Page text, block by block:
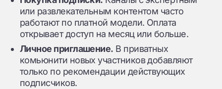
или развлекательным контентом часто
работают по платной модели. Оплата
открывает доступ на месяц или больше.
Личное приглашение. В приватных
комьюнити новых участников добавляют
только по рекомендации действующих
подписчиков.